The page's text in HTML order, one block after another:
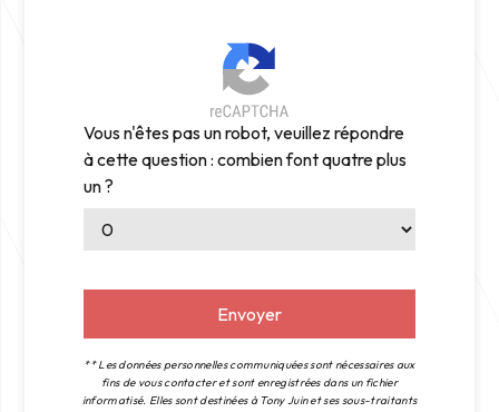
Vous n'êtes pas un robot, veuillez répondre
à cette question : combien font quatre plus
un ?
Envoyer
** Les données personnelles communiquées sont nécessaires aux
fins de vous contacter et sont enregistrées dans un fichier
informatisé. Elles sont destinées à Tony Juin et ses sous-traitants